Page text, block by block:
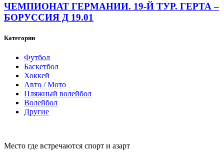
ЧЕМПИОНАТ ГЕРМАНИИ. 19-Й ТУР. ГЕРТА –
БОРУССИЯ Д 19.01
Категории
Футбол
Баскетбол
Хоккей
Авто / Мото
Пляжный волейбол
Волейбол
Другие
Место где встречаются спорт и азарт